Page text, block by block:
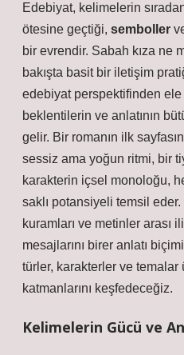
Edebiyat, kelimelerin
ötesine geçtiği, semboller
bir evrendir. Sabah kıza ne
bakışta basit bir iletişim
edebiyat perspektifinden ele
beklentilerin ve anlatının
gelir. Bir romanın ilk
sessiz ama yoğun ritmi, bir
karakterin içsel monoloğu,
saklı potansiyeli temsil
kuramları ve metinler arası
mesajlarını birer anlatı
türler, karakterler ve
katmanlarını keşfedeceğiz.
Kelimelerin Gücü ve